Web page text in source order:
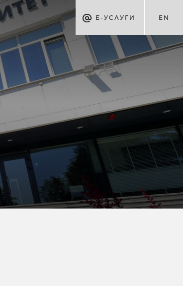
Е-УСЛУГИ EN